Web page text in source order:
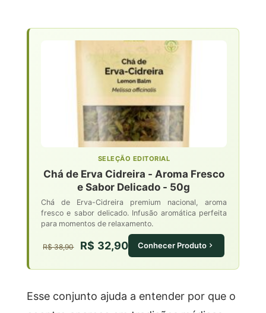
SELEÇÃO EDITORIAL
Chá de Erva Cidreira - Aroma Fresco
e Sabor Delicado - 50g
Chá de Erva-Cidreira premium nacional, aroma
fresco e sabor delicado. Infusão aromática perfeita
para momentos de relaxamento.
R$ 38,90 R$ 32,90 Conhecer Produto
Esse conjunto ajuda a entender por que o